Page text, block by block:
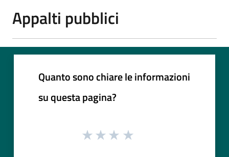
Appalti pubblici
Quanto sono chiare le informazioni
su questa pagina?